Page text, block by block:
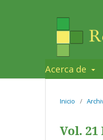
Acerca de
Inicio /
Vol. 21